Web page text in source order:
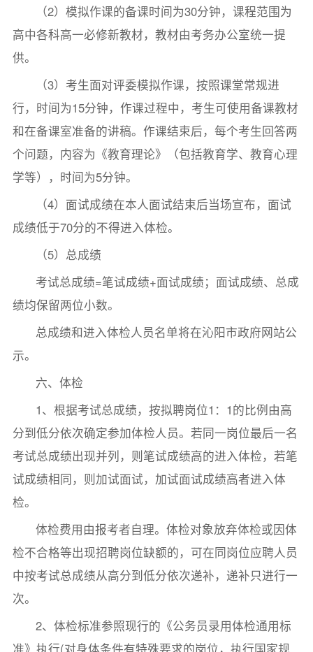
（2）模拟作课的备课时间为30分钟，课程范围为
高中各科高一必修新教材，教材由考务办公室统一提
供。
（3）考生面对评委模拟作课，按照课堂常规进
行，时间为15分钟，作课过程中，考生可使用备课教材
和在备课室准备的讲稿。作课结束后，每个考生回答两
个问题，内容为《教育理论》（包括教育学、教育心理
学等），时间为5分钟。
（4）面试成绩在本人面试结束后当场宣布，面试
成绩低于70分的不得进入体检。
（5）总成绩
考试总成绩=笔试成绩+面试成绩；面试成绩、总成
绩均保留两位小数。
总成绩和进入体检人员名单将在沁阳市政府网站公
示。
六、体检
1、根据考试总成绩，按拟聘岗位1：1的比例由高
分到低分依次确定参加体检人员。若同一岗位最后一名
考试总成绩出现并列，则笔试成绩高的进入体检，若笔
试成绩相同，则加试面试，加试面试成绩高者进入体
检。
体检费用由报考者自理。体检对象放弃体检或因体
检不合格等出现招聘岗位缺额的，可在同岗位应聘人员
中按考试总成绩从高分到低分依次递补，递补只进行一
次。
2、体检标准参照现行的《公务员录用体检通用标
准》执行(对身体条件有特殊要求的岗位，执行国家规